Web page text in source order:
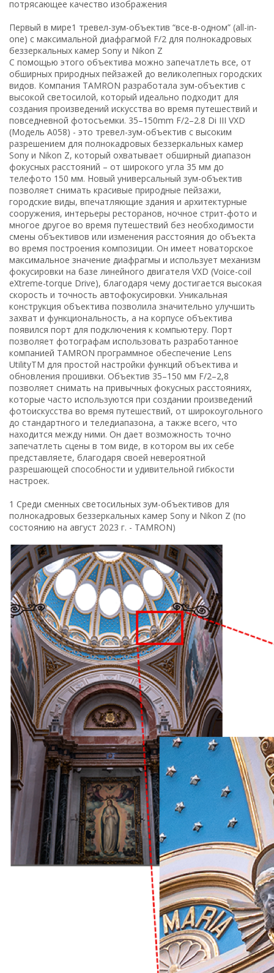
потрясающее качество изображения
Первый в мире1 тревел-зум-объектив “все-в-одном” (all-in-
one) с максимальной диафрагмой F/2 для полнокадровых
беззеркальных камер Sony и Nikon Z
С помощью этого объектива можно запечатлеть все, от
обширных природных пейзажей до великолепных городских
видов. Компания TAMRON разработала зум-объектив с
высокой светосилой, который идеально подходит для
создания произведений искусства во время путешествий и
повседневной фотосъемки. 35–150mm F/2–2.8 Di III VXD
(Модель A058) - это тревел-зум-объектив с высоким
разрешением для полнокадровых беззеркальных камер
Sony и Nikon Z, который охватывает обширный диапазон
фокусных расстояний – от широкого угла 35 мм до
телефото 150 мм. Новый универсальный зум-объектив
позволяет снимать красивые природные пейзажи,
городские виды, впечатляющие здания и архитектурные
сооружения, интерьеры ресторанов, ночное стрит-фото и
многое другое во время путешествий без необходимости
смены объективов или изменения расстояния до объекта
во время построения композиции. Он имеет новаторское
максимальное значение диафрагмы и использует механизм
фокусировки на базе линейного двигателя VXD (Voice-coil
eXtreme-torque Drive), благодаря чему достигается высокая
скорость и точность автофокусировки. Уникальная
конструкция объектива позволила значительно улучшить
захват и функциональность, а на корпусе объектива
появился порт для подключения к компьютеру. Порт
позволяет фотографам использовать разработанное
компанией TAMRON программное обеспечение Lens
UtilityTM для простой настройки функций объектива и
обновления прошивки. Объектив 35–150 мм F/2–2,8
позволяет снимать на привычных фокусных расстояниях,
которые часто используются при создании произведений
фотоискусства во время путешествий, от широкоугольного
до стандартного и теледиапазона, а также всего, что
находится между ними. Он дает возможность точно
запечатлеть сцены в том виде, в котором вы их себе
представляете, благодаря своей невероятной
разрешающей способности и удивительной гибкости
настроек.
1 Среди сменных светосильных зум-объективов для
полнокадровых беззеркальных камер Sony и Nikon Z (по
состоянию на август 2023 г. - TAMRON)